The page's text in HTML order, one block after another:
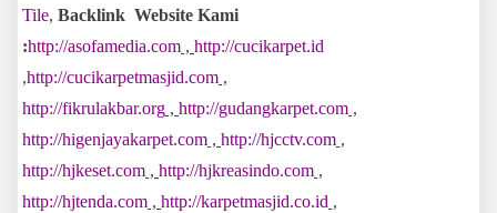
Tile, Backlink Website Kami
:http://asofamedia.com , http://cucikarpet.id
,http://cucikarpetmasjid.com ,
http://fikrulakbar.org , http://gudangkarpet.com ,
http://higenjayakarpet.com , http://hjcctv.com ,
http://hjkeset.com , http://hjkreasindo.com ,
http://hjtenda.com , http://karpetmasjid.co.id ,